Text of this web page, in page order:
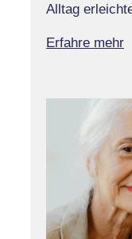
Alltag
Erfahre mehr